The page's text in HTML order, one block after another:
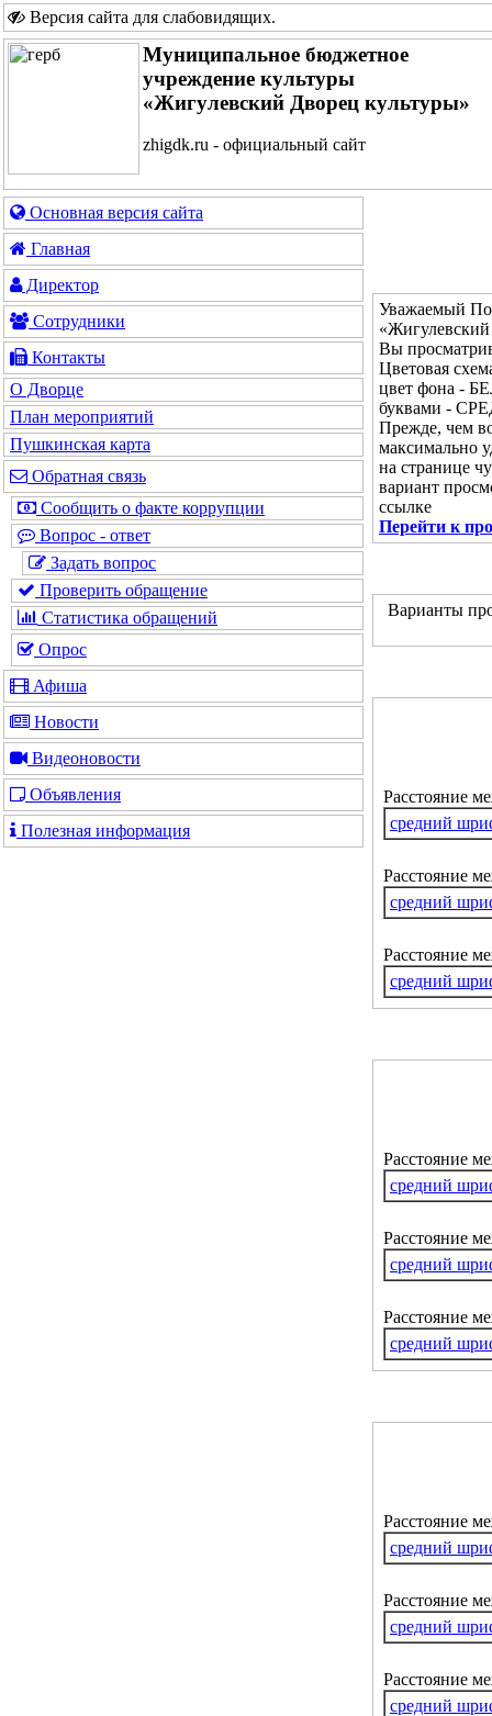
Версия сайта для слабовидящих.
Муниципальное бюджетное
учреждение культуры
«Жигулевский Дворец культуры»
zhigdk.ru - официальный сайт
Основная версия сайта
Главная
Директор
Сотрудники
Контакты
О Дворце
План мероприятий
Пушкинская карта
Обратная связь
Сообщить о факте коррупции
Вопрос - ответ
Задать вопрос
Проверить обращение
Статистика обращений
Опрос
Афиша
Новости
Видеоновости
Объявления
Полезная информация
Уважаемый
Вы
Цветовая
цвет фона -
буквами -
Прежде, чем
максимально
на странице
вариант
ссылке
Перейти к
Варианты
Расстояние
средний
Расстояние
средний
Расстояние
средний
Расстояние
средний
Расстояние
средний
Расстояние
средний
Расстояние
средний
Расстояние
средний
Расстояние
средний